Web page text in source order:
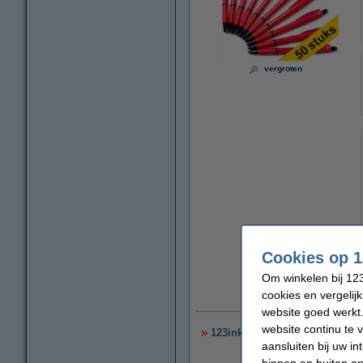
vergroten
123inkt balpen met dop
Cookies op
Om winkelen bij
cookies en
website goed
website continu te
aansluiten bij uw